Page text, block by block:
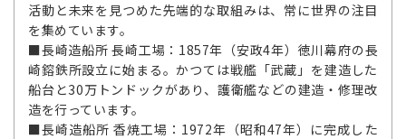
活動と未来を見つめた先端的な取組みは、常に世界の注目
を集めています。
■長崎造船所 長崎工場：1857年（安政4年）徳川幕府の長
崎鎔鉄所設立に始まる。かつては戦艦「武蔵」を建造した
船台と30万トンドックがあり、護衛艦などの建造・修理改
造を行っています。
■長崎造船所 香焼工場：1972年（昭和47年）に完成した